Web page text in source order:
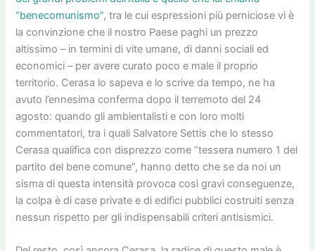
“benecomunismo”, tra le cui espressioni più perniciose vi è
la convinzione che il nostro Paese paghi un prezzo
altissimo – in termini di vite umane, di danni sociali ed
economici – per avere curato poco e male il proprio
territorio. Cerasa lo sapeva e lo scrive da tempo, ne ha
avuto l’ennesima conferma dopo il terremoto del 24
agosto: quando gli ambientalisti e con loro molti
commentatori, tra i quali Salvatore Settis che lo stesso
Cerasa qualifica con disprezzo come “tessera numero 1 del
partito del bene comune”, hanno detto che se da noi un
sisma di questa intensità provoca così gravi conseguenze,
la colpa è di case private e di edifici pubblici costruiti senza
nessun rispetto per gli indispensabili criteri antisismici.